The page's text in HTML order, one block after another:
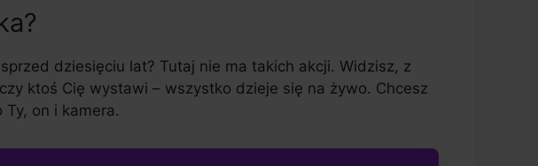
dziesięciu lat? Tutaj nie ma takich akcji. Widzisz, z
ktoś Cię wystawi – wszystko dzieje się na żywo. Chcesz
on i kamera.